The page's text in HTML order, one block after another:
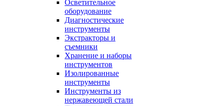
Осветительное
оборудование
Диагностические
инструменты
Экстракторы и
съемники
Хранение и наборы
инструментов
Изолированные
инструменты
Инструменты из
нержавеющей стали